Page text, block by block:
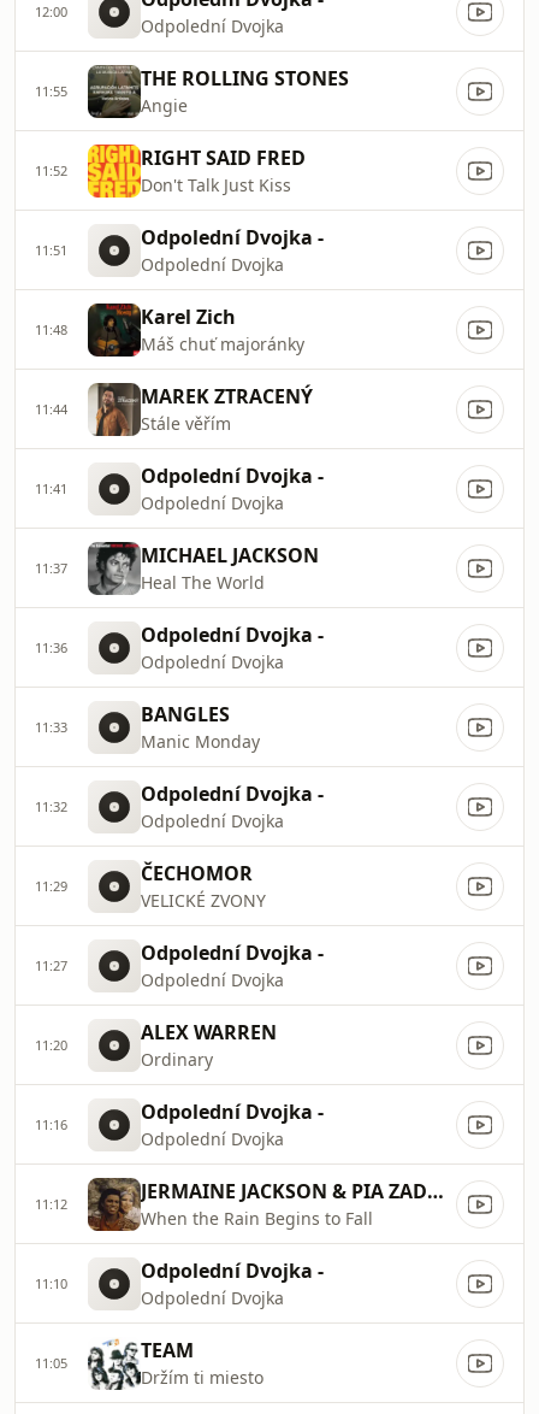
12:00
Odpolední Dvojka
11:55 THE ROLLING STONES
Angie
11:52 RIGHT SAID FRED
Don't Talk Just Kiss
11:51 Odpolední Dvojka -
Odpolední Dvojka
11:48 Karel Zich
Máš chuť majoránky
11:44 MAREK ZTRACENÝ
Stále věřím
11:41 Odpolední Dvojka -
Odpolední Dvojka
11:37 MICHAEL JACKSON
Heal The World
11:36 Odpolední Dvojka -
Odpolední Dvojka
11:33 BANGLES
Manic Monday
11:32 Odpolední Dvojka -
Odpolední Dvojka
11:29 ČECHOMOR
VELICKÉ ZVONY
11:27 Odpolední Dvojka -
Odpolední Dvojka
11:20 ALEX WARREN
Ordinary
11:16 Odpolední Dvojka -
Odpolední Dvojka
11:12 JERMAINE JACKSON & PIA ZADORA
When the Rain Begins to Fall
11:10 Odpolední Dvojka -
Odpolední Dvojka
11:05 TEAM
Držím ti miesto